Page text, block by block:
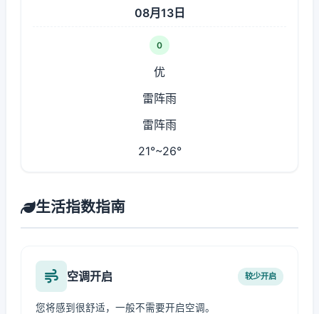
08月13日
0
优
雷阵雨
雷阵雨
21°~26°
生活指数指南
空调开启 较少开启
您将感到很舒适，一般不需要开启空调。